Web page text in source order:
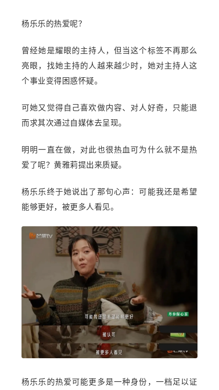
杨乐乐的热爱呢？
曾经她是耀眼的主持人，但当这个标签不再那么
亮眼，找她主持的人越来越少时，她对主持人这
个事业变得困惑怀疑。
可她又觉得自己喜欢做内容、对人好奇，只能退
而求其次通过自媒体去呈现。
明明一直在做，对此也很热血可为什么就不是热
爱了呢？黄雅莉提出来质疑。
杨乐乐终于她说出了那句心声：可能我还是希望
能够更好，被更多人看见。
杨乐乐的热爱可能更多是一种身份，一档足以证